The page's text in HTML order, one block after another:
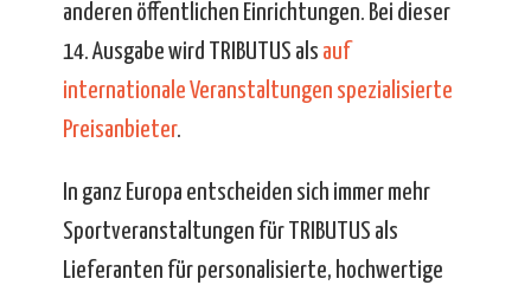
anderen öffentlichen Einrichtungen. Bei dieser
14. Ausgabe wird TRIBUTUS als auf
internationale Veranstaltungen spezialisierte
Preisanbieter.
In ganz Europa entscheiden sich immer mehr
Sportveranstaltungen für TRIBUTUS als
Lieferanten für personalisierte, hochwertige